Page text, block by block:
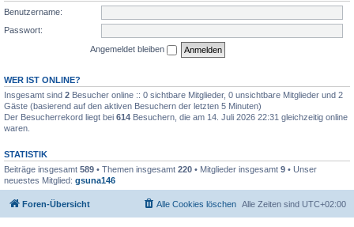
Benutzername:
Passwort:
Angemeldet bleiben
WER IST ONLINE?
Insgesamt sind 2 Besucher online :: 0 sichtbare Mitglieder, 0 unsichtbare Mitglieder und 2
Gäste (basierend auf den aktiven Besuchern der letzten 5 Minuten)
Der Besucherrekord liegt bei 614 Besuchern, die am 14. Juli 2026 22:31 gleichzeitig online
waren.
STATISTIK
Beiträge insgesamt 589 • Themen insgesamt 220 • Mitglieder insgesamt 9 • Unser
neuestes Mitglied: gsuna146
Foren-Übersicht Alle Zeiten sind UTC+02:00
Alle Cookies löschen